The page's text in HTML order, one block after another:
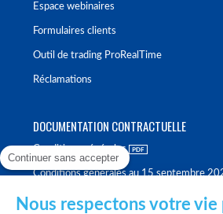
Espace webinaires
Formulaires clients
Outil de trading ProRealTime
Réclamations
DOCUMENTATION CONTRACTUELLE
Conditions générales
Conditions générales au 15 septembre
Continuer sans accepter
Nous respectons votre vie